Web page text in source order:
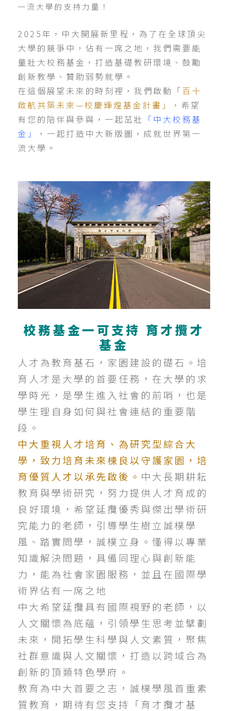
一流大學的支持力量！
2025年，中大開展新里程，為了在全球頂尖
大學的競爭中，佔有一席之地，我們需要能
量壯大校務基金，打造基礎教研環境、鼓勵
創新教學、贊助弱勢就學。
在這個展望未來的時刻裡，我們啟動「 百十
啟航共築未來—校慶輝煌基金計畫」， 希望
有您的陪伴與參與，一起茁壯 「中大校務基
金」
，一起打造中大新版圖，成就世界第一
流大學。
校務基金一可支持 育才攬才
基金
人才為教育基石，家園建設的礎石。培
育人才是大學的首要任務，在大學的求
學時光，是學生進入社會的前哨，也是
學生理自身如何與社會連結的重要階
段。
中大重視人才培育、為研究型綜合大
學，致力培育未來棟良以守護家園，培
育優質人才以承先啟後。 中大長期耕耘
教育與學術研究，努力提供人才育成的
良好環境，希望延攬優秀與傑出學術研
究能力的老師，引導學生樹立誠樸學
風、踏實問學，誠樸立身。懂得以專業
知識解決問題，具備同理心與創新能
力，能為社會家園服務，並且在國際學
術界佔有一席之地
中大希望延攬具有國際視野的老師，以
人文關懷為底蘊，引領學生思考並擘劃
未來，開拓學生科學與人文素質，聚焦
社群意識與人文關懷，打造以跨域合為
創新的頂類特色學府。
教育為中大首要之志，誠樸學風首重素
質教育，期待有您支持「育才攬才基